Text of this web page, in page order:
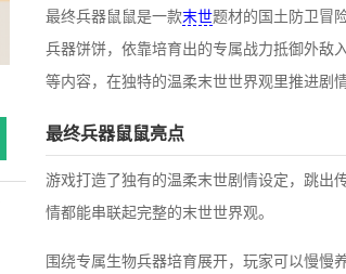
最终兵器鼠鼠是一款末世题材的国土防卫冒
兵器饼饼，依靠培育出的专属战力抵御外敌
等内容，在独特的温柔末世世界观里推进剧
最终兵器鼠鼠亮点
游戏打造了独有的温柔末世剧情设定，跳出
情都能串联起完整的末世世界观。
围绕专属生物兵器培育展开，玩家可以慢慢